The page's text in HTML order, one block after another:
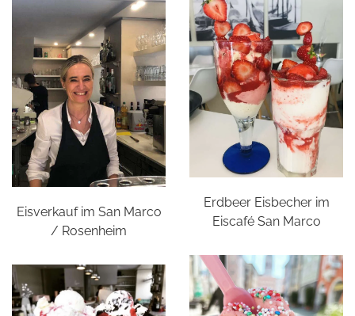
Eisverkauf im San Marco
/ Rosenheim
Erdbeer Eisbecher im
Eiscafé San Marco